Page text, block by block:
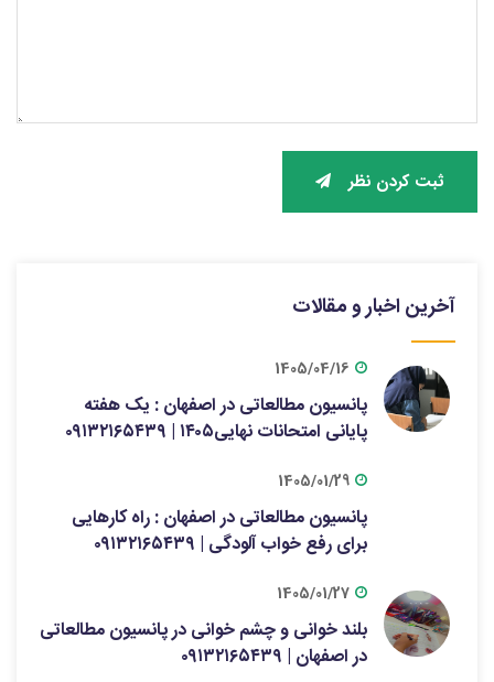
ثبت کردن نظر
آخرین اخبار و مقالات
1405/04/16
پانسیون مطالعاتی در اصفهان : یک هفته
پایانی امتحانات نهایی۱۴۰۵ | ۰۹۱۳۲۱۶۵۴۳۹
1405/01/29
پانسیون مطالعاتی در اصفهان : راه کارهایی
برای رفع خواب آلودگی | ۰۹۱۳۲۱۶۵۴۳۹
1405/01/27
بلند خوانی و چشم خوانی در پانسیون مطالعاتی
در اصفهان | ۰۹۱۳۲۱۶۵۴۳۹